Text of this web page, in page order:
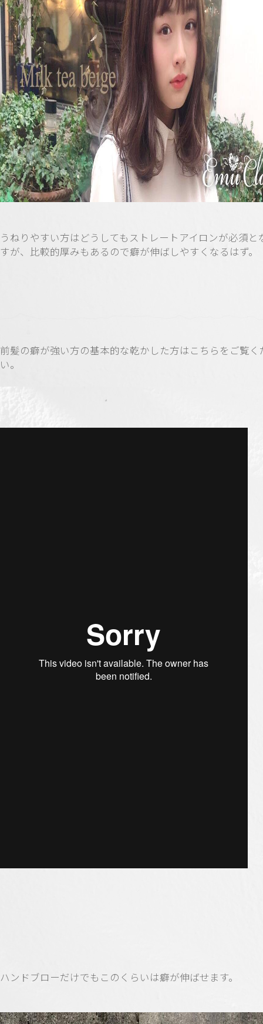
うねりやすい方はどうしてもストレートアイロンが必須と
すが、比較的厚みもあるので癖が伸ばしやすくなるはず。
前髪の癖が強い方の基本的な乾かした方はこちらをご覧く
い。
ハンドブローだけでもこのくらいは癖が伸ばせます。